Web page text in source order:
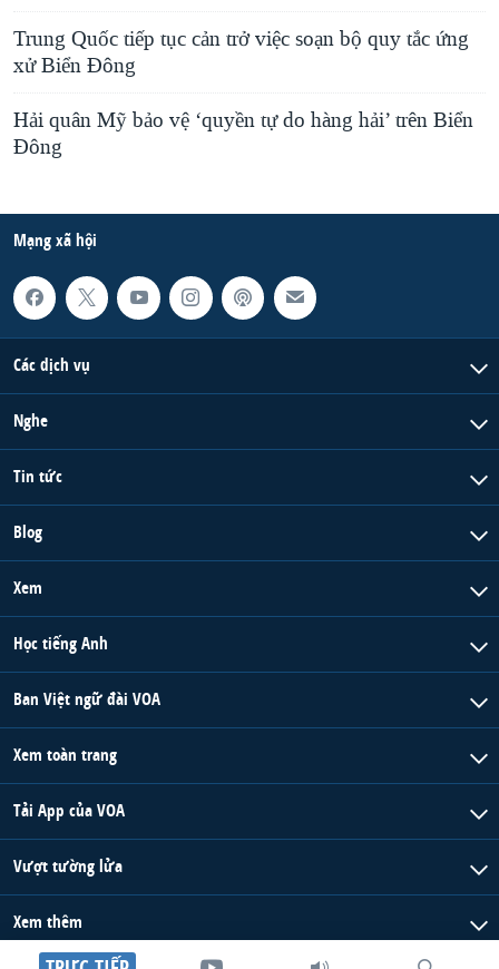
Trung Quốc tiếp tục cản trở việc soạn bộ quy tắc ứng
xử Biển Đông
Hải quân Mỹ bảo vệ ‘quyền tự do hàng hải’ trên Biển
Đông
Mạng xã hội
Các dịch vụ
Nghe
Tin tức
Blog
Xem
Học tiếng Anh
Ban Việt ngữ đài VOA
Xem toàn trang
Tải App của VOA
Vượt tường lửa
Xem thêm